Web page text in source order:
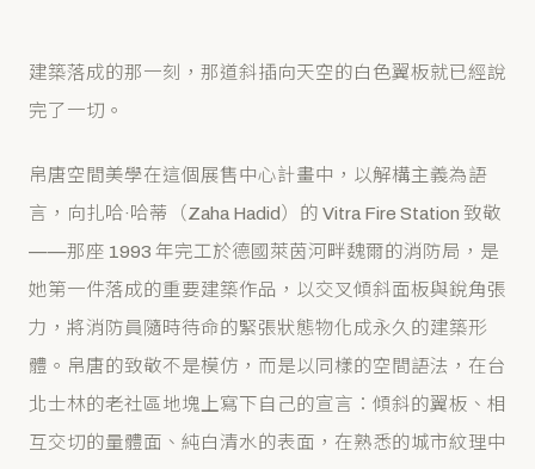
建築落成的那一刻，那道斜插向天空的白色翼板就已經說
完了一切。
帛唐空間美學在這個展售中心計畫中，以解構主義為語
言，向扎哈·哈蒂（Zaha Hadid）的 Vitra Fire Station 致敬
——那座 1993 年完工於德國萊茵河畔魏爾的消防局，是
她第一件落成的重要建築作品，以交叉傾斜面板與銳角張
力，將消防員隨時待命的緊張狀態物化成永久的建築形
體。帛唐的致敬不是模仿，而是以同樣的空間語法，在台
北士林的老社區地塊上寫下自己的宣言：傾斜的翼板、相
互交切的量體面、純白清水的表面，在熟悉的城市紋理中